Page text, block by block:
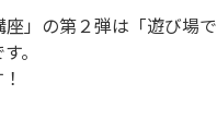
」の第２弾は「遊び場で
。